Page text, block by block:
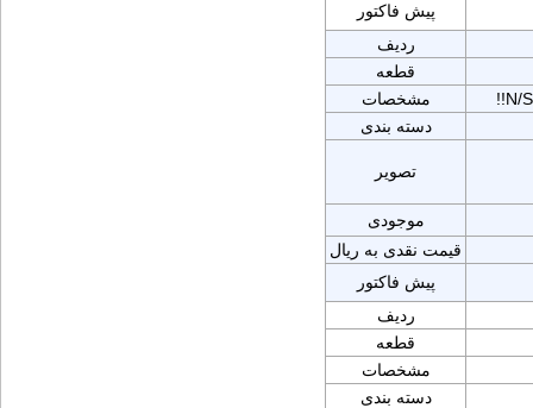
پیش فاکتور
ردیف
قطعه
مشخصات
!!N/
دسته بندی
تصویر
موجودی
قیمت نقدی به ریال
پیش فاکتور
ردیف
قطعه
مشخصات
دسته بندی